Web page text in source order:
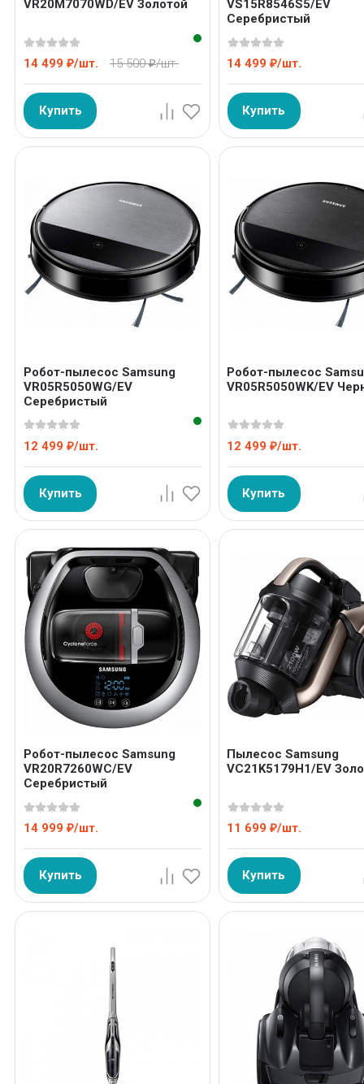
VR20M7070WD/EV Золотой
14 499 ₽/шт. 15 500 ₽/шт.
Купить
VS15R8546S5/EV
Серебристый
14 499 ₽/шт.
Купить
Робот-пылесос Samsung
VR05R5050WG/EV
Серебристый
12 499 ₽/шт.
Купить
Робот-пылесос
VR05R5050WK/EV
12 499 ₽/шт.
Купить
Робот-пылесос Samsung
VR20R7260WC/EV
Серебристый
14 999 ₽/шт.
Купить
Пылесос Samsung
VC21K5179H1/EV
11 699 ₽/шт.
Купить